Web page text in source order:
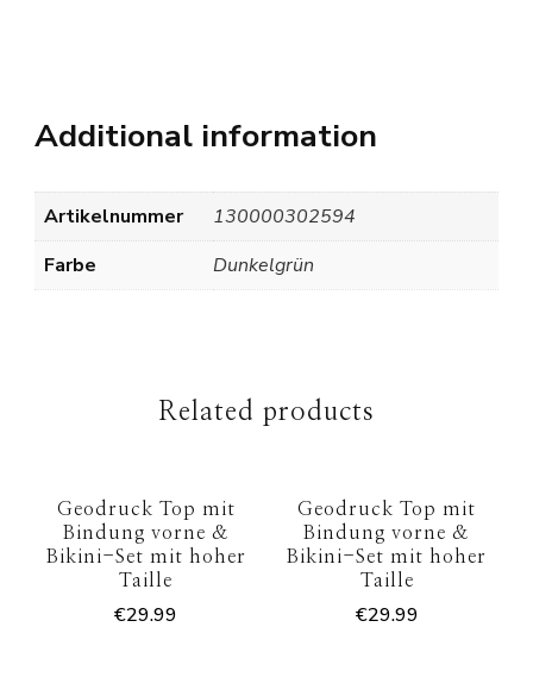
Additional information
Artikelnummer
130000302594
Farbe
Dunkelgrün
Related products
Geodruck Top mit
Bindung vorne &
Bikini-Set mit hoher
Taille
€29.99
Geodruck Top mit
Bindung vorne &
Bikini-Set mit hoher
Taille
€29.99